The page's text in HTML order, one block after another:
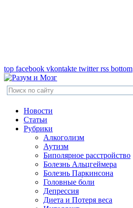
top facebook vkontakte twitter rss bottom
Новости
Статьи
Рубрики
Алкоголизм
Аутизм
Биполярное расстройство
Болезнь Альцгеймера
Болезнь Паркинсона
Головные боли
Депрессия
Диета и Потеря веса